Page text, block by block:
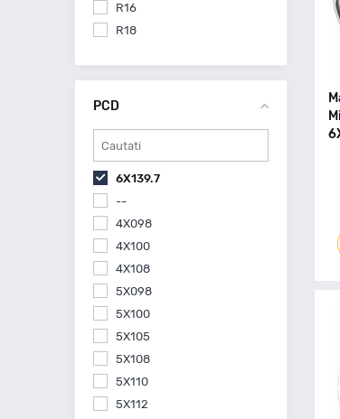
R16
R18
PCD
6X139.7
--
4X098
4X100
4X108
5X098
5X100
5X105
5X108
5X110
5X112